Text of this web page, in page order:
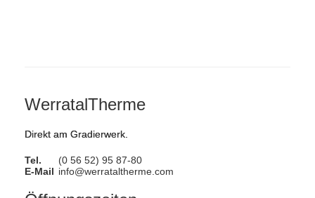
WerratalTherme
Direkt am Gradierwerk.
Tel.
(0 56 52) 95 87-80
E-Mail info@werrataltherme.com